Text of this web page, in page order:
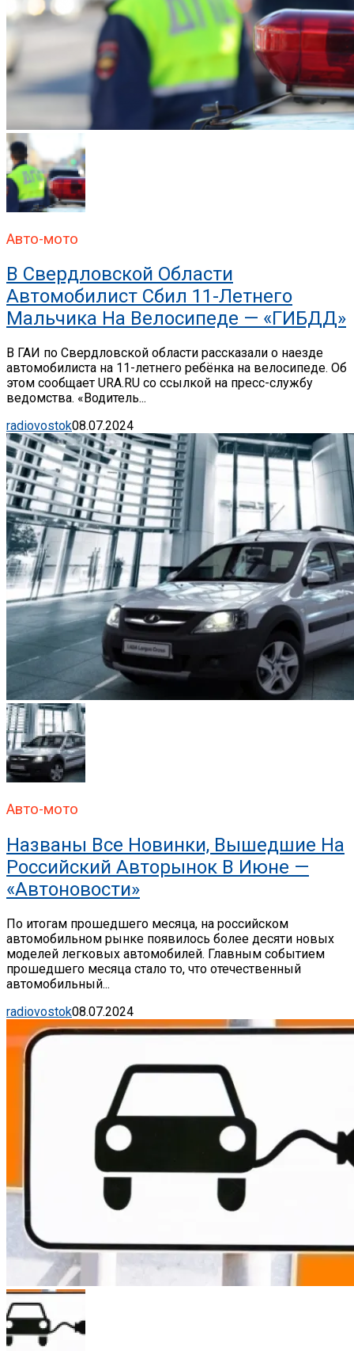
Авто-мото
В Свердловской Области
Автомобилист Сбил 11-Летнего
Мальчика На Велосипеде — «ГИБДД»
В ГАИ по Свердловской области рассказали о наезде
автомобилиста на 11-летнего ребёнка на велосипеде. Об
этом сообщает URA.RU со ссылкой на пресс-службу
ведомства. «Водитель...
radiovostok08.07.2024
Авто-мото
Названы Все Новинки, Вышедшие На
Российский Авторынок В Июне —
«Автоновости»
По итогам прошедшего месяца, на российском
автомобильном рынке появилось более десяти новых
моделей легковых автомобилей. Главным событием
прошедшего месяца стало то, что отечественный
автомобильный...
radiovostok08.07.2024